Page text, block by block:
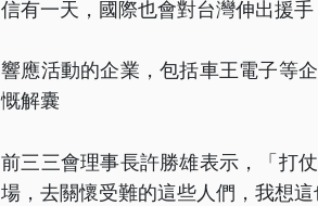
信有一天，國際也會對台灣伸出援
響應活動的企業，包括車王電子等
慨解囊
前三三會理事長許勝雄表示，「打
場，去關懷受難的這些人們，我想這